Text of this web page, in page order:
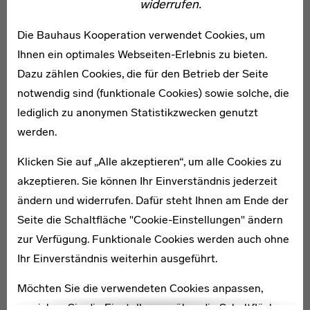
widerrufen.
Die Bauhaus Kooperation verwendet Cookies, um
Ihnen ein optimales Webseiten-Erlebnis zu bieten.
Dazu zählen Cookies, die für den Betrieb der Seite
notwendig sind (funktionale Cookies) sowie solche, die
lediglich zu anonymen Statistikzwecken genutzt
werden.
Klicken Sie auf „Alle akzeptieren“, um alle Cookies zu
akzeptieren. Sie können Ihr Einverständnis jederzeit
ändern und widerrufen. Dafür steht Ihnen am Ende der
Seite die Schaltfläche "Cookie-Einstellungen" ändern
zur Verfügung. Funktionale Cookies werden auch ohne
Ihr Einverständnis weiterhin ausgeführt.
Möchten Sie die verwendeten Cookies anpassen,
Weltkriegs bis zur Auflösung und der Emigration, der
beruflichen Weiterreise oder auch der Verstrickung
einiger Bauhäusler im Nationalsozialistischen
Deutschland. Erinnert werden diese Etappen vor allem
von einigen ehemaligen Bauhaus-Studenten beiderlei
Geschlechts, die Meister kommen über Archivmaterial
zu Wort.
künstlerischen und politischen Ziele des Bauhauses in
einem Filmporträt gibt Einblick in die Essenz der
Bauhauses von Weimar nach Dessau führten, die
Auflösung der Schule in der Nazi-Zeit, die Bautätigkeit
im jungen Staat Israel und die Entstehung des Mythos
vom „Bauhaus“ in den USA.